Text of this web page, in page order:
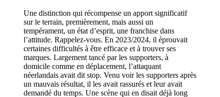
Une distinction qui récompense un apport significatif
sur le terrain, premièrement, mais aussi un
tempérament, un état d’esprit, une franchise dans
l’attitude. Rappelez-vous. En 2023/2024, il éprouvait
certaines difficultés à être efficace et à trouver ses
marques. Largement tancé par les supporters, à
domicile comme en déplacement, l’attaquant
néerlandais avait dit stop. Venu voir les supporters après
un mauvais résultat, il les avait rassurés et leur avait
demandé du temps. Une scène qui en disait déjà long